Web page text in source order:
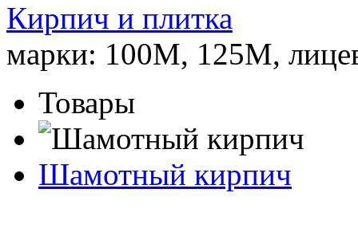
Кирпич и плитка
марки: 100М, 125М,
Товары
Шамотный кирпич